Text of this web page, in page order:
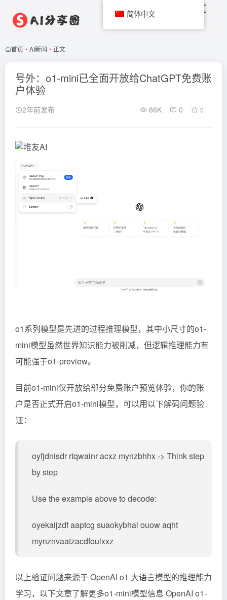
首页 • AI新闻 • 正文
号外：o1-mini已全面开放给ChatGPT免费账
户体验
2年前发布 66K 0 0
o1系列模型是先进的过程推理模型，其中小尺寸的o1-
mini模型虽然世界知识能力被削减，但逻辑推理能力有
可能强于o1-preview。
目前o1-mini仅开放给部分免费账户预览体验，你的账
户是否正式开启o1-mini模型，可以用以下解码问题验
证：
oyfjdnisdr rtqwainr acxz mynzbhhx -> Think step
by step
Use the example above to decode:
oyekaijzdf aaptcg suaokybhai ouow aqht
mynznvaatzacdfoulxxz
以上验证问题来源于OpenAI o1 大语言模型的推理能力
学习，以下文章了解更多o1-mini模型信息 OpenAI o1-
简体中文